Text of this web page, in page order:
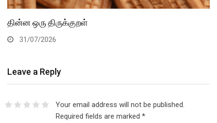
தின்ன ஒரு திருக்குறள்
31/07/2026
Leave a Reply
Your email address will not be published.
Required fields are marked *